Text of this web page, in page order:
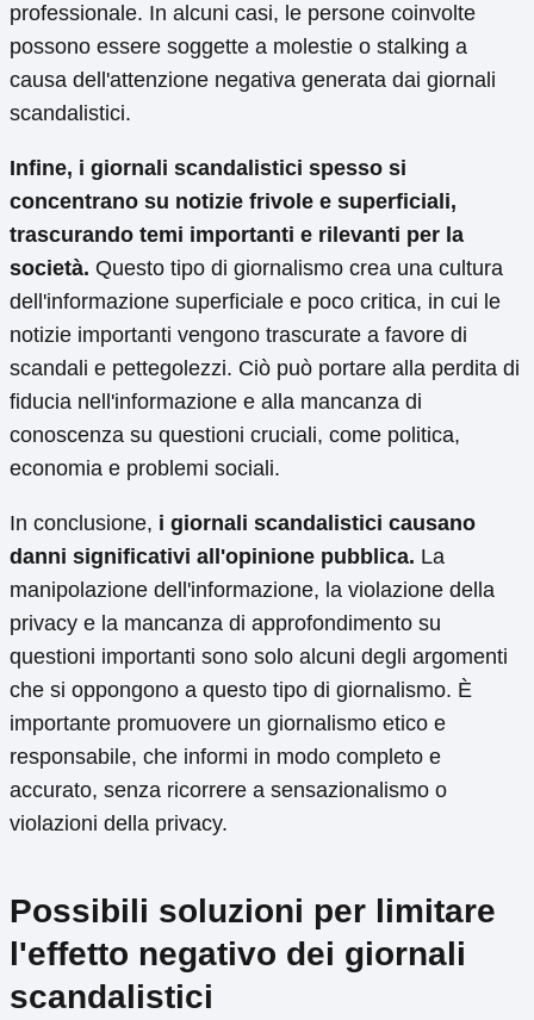
professionale. In alcuni casi, le persone coinvolte
possono essere soggette a molestie o stalking a
causa dell'attenzione negativa generata dai giornali
scandalistici.
Infine, i giornali scandalistici spesso si
concentrano su notizie frivole e superficiali,
trascurando temi importanti e rilevanti per la
società. Questo tipo di giornalismo crea una cultura
dell'informazione superficiale e poco critica, in cui le
notizie importanti vengono trascurate a favore di
scandali e pettegolezzi. Ciò può portare alla perdita di
fiducia nell'informazione e alla mancanza di
conoscenza su questioni cruciali, come politica,
economia e problemi sociali.
In conclusione, i giornali scandalistici causano
danni significativi all'opinione pubblica. La
manipolazione dell'informazione, la violazione della
privacy e la mancanza di approfondimento su
questioni importanti sono solo alcuni degli argomenti
che si oppongono a questo tipo di giornalismo. È
importante promuovere un giornalismo etico e
responsabile, che informi in modo completo e
accurato, senza ricorrere a sensazionalismo o
violazioni della privacy.
Possibili soluzioni per limitare
l'effetto negativo dei giornali
scandalistici